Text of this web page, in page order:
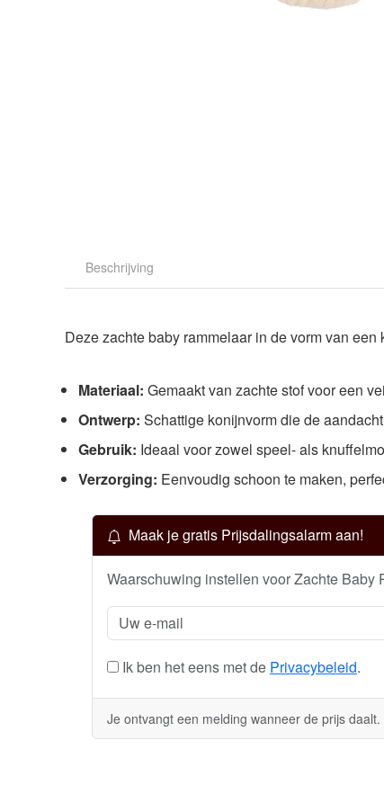
Beschrijving
Deze zachte baby rammelaar in de vorm van
Materiaal: Gemaakt van zachte stof voor een
Ontwerp: Schattige konijnvorm die de
Gebruik: Ideaal voor zowel speel- als
Verzorging: Eenvoudig schoon te maken,
Maak je gratis Prijsdalingsalarm aan!
Waarschuwing instellen voor Zachte Baby
Ik ben het eens met de Privacybeleid.
Je ontvangt een melding wanneer de prijs daalt.